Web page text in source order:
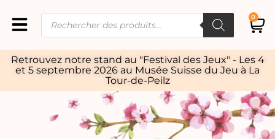
0
Retrouvez notre stand au "Festival des Jeux" - Les 4
et 5 septembre 2026 au Musée Suisse du Jeu à La
Tour-de-Peilz